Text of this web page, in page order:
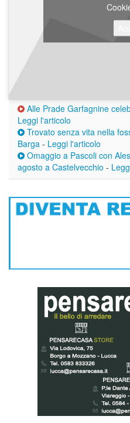
Alle Prade Garfagnine
Leggi l'articolo
Trovato senza vita nella
Barga - Leggi l'articolo
Omaggio a Pascoli con
agosto a Castelvecchio -